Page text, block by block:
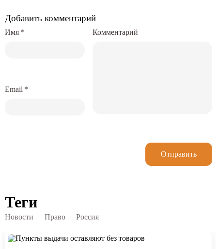
Добавить комментарий
Комментарий
Имя *
Email *
Отправить
Теги
Новости Право Россия